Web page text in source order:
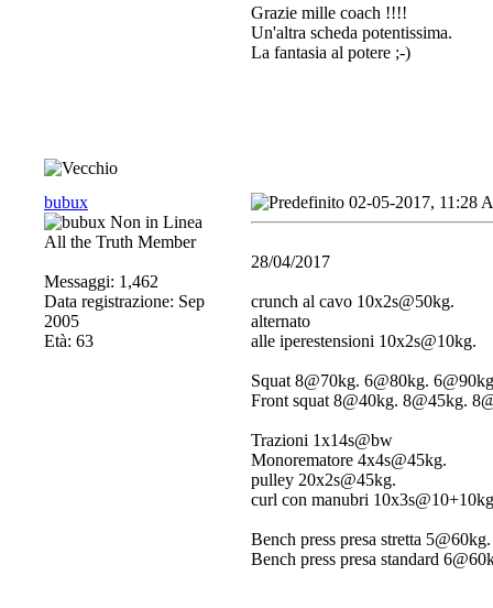
Grazie mille coach !!!!
Un'altra scheda potentissima.
La fantasia al potere ;-)
bubux
All the Truth Member
Messaggi: 1,462
Data registrazione: Sep
2005
Età: 63
02-05-2017, 11:28
28/04/2017
crunch al cavo 10x2s@50kg.
alternato
alle iperestensioni 10x2s@10kg.
Squat 8@70kg. 6@80kg.
Front squat 8@40kg. 8@45kg.
Trazioni 1x14s@bw
Monorematore 4x4s@45kg.
pulley 20x2s@45kg.
curl con manubri
Bench press presa stretta
Bench press presa standard